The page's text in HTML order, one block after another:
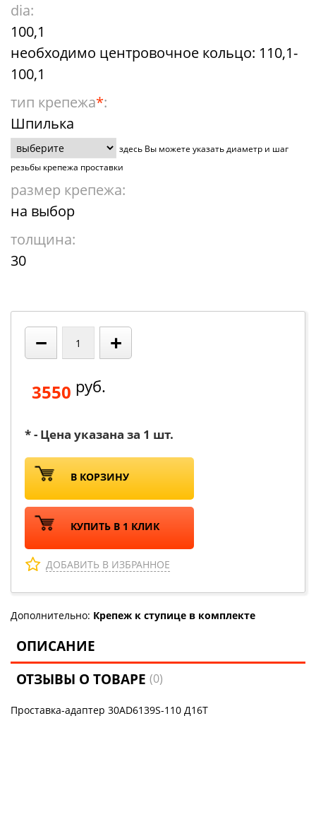
dia:
100,1
необходимо центровочное кольцо: 110,1-
100,1
тип крепежа*:
Шпилька
здесь Вы можете указать диаметр и шаг
резьбы крепежа проставки
размер крепежа:
на выбор
толщина:
30
− +
3550 руб.
* - Цена указана за 1 шт.
В КОРЗИНУ
КУПИТЬ В 1 КЛИК
ДОБАВИТЬ В ИЗБРАННОЕ
Дополнительно: Крепеж к ступице в комплекте
ОПИСАНИЕ
ОТЗЫВЫ О ТОВАРЕ(0)
Проставка-адаптер 30AD6139S-110 Д16Т